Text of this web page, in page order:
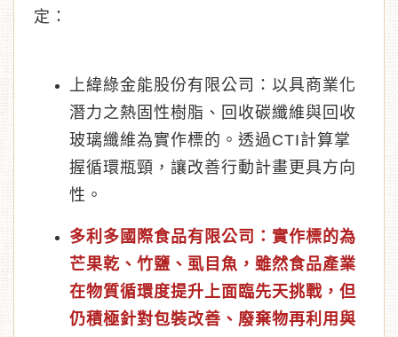
定：
上緯綠金能股份有限公司：以具商業化
潛力之熱固性樹脂、回收碳纖維與回收
玻璃纖維為實作標的。透過CTI計算掌
握循環瓶頸，讓改善行動計畫更具方向
性。
多利多國際食品有限公司：實作標的為
芒果乾、竹鹽、虱目魚，雖然食品產業
在物質循環度提升上面臨先天挑戰，但
仍積極針對包裝改善、廢棄物再利用與